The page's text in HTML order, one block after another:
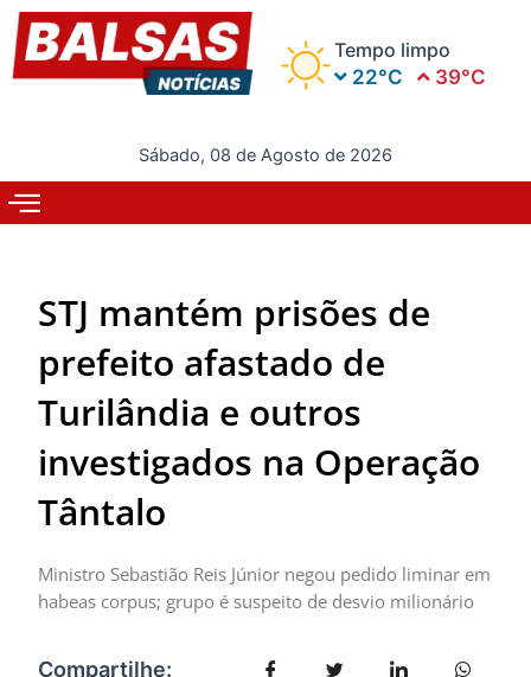
para
Tempo limpo
22°C
39°C
Sábado, 08 de Agosto de 2026
STJ mantém prisões de
prefeito afastado de
Turilândia e outros
investigados na Operação
Tântalo
Ministro Sebastião Reis Júnior negou pedido liminar em
habeas corpus; grupo é suspeito de desvio milionário